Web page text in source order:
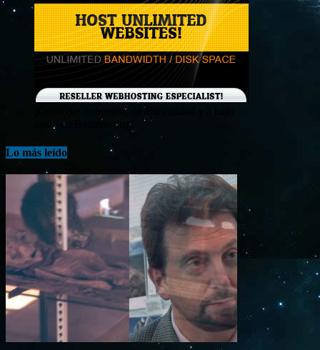
¡Consigue tu hosting de alta calidad y a bajo
costo en Banahosting!
Lo más leído